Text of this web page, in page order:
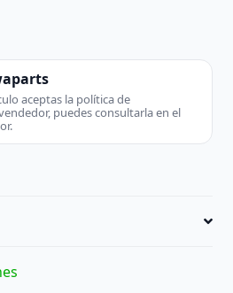
aceptas la política de
puedes consultarla en el